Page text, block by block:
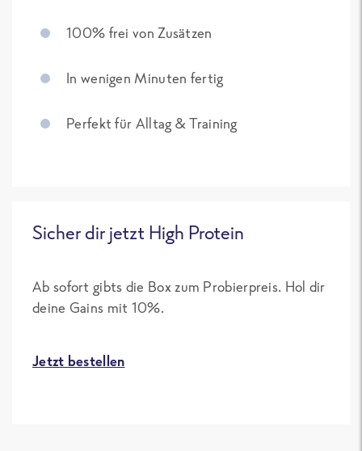
100% frei von Zusätzen
In wenigen Minuten fertig
Perfekt für Alltag & Training
Sicher dir jetzt High Protein
Ab sofort gibts die Box zum Probierpreis. Hol dir
deine Gains mit 10%.
Jetzt bestellen